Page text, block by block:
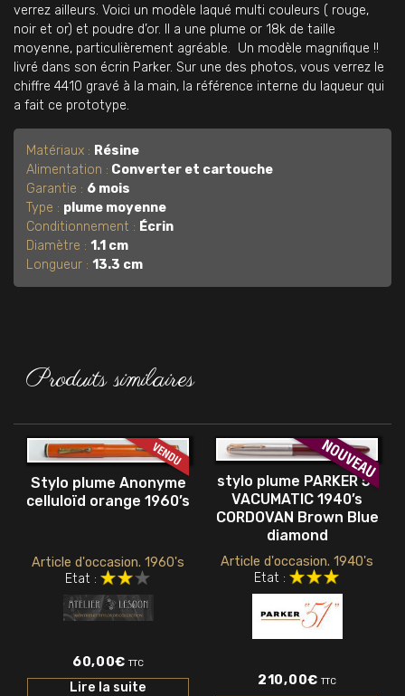
verrez ailleurs. Voici un modèle laqué multi couleurs ( rouge,
noir et or) et poudre d’or. Il a une plume or 18k de taille
moyenne, particulièrement agréable. Un modèle magnifique !!
livré dans son écrin Parker. Sur une des photos, vous verrez le
chiffre 4410 gravé à la main, la référence interne du laqueur qui
a fait ce prototype.
Matériaux : Résine
Alimentation : Converter et cartouche
Garantie : 6 mois
Type : plume moyenne
Conditionnement : Écrin
Diamètre :1.1 cm
Longueur :13.3 cm
Produits similaires
Stylo plume Anonyme
celluloïd orange 1960’s
Article d'occasion. 1960's
Etat :
60,00€ TTC
Lire la suite
stylo plume PARKER 51
VACUMATIC 1940’s
CORDOVAN Brown Blue
diamond
Article d'occasion. 1940's
Etat :
210,00€ TTC